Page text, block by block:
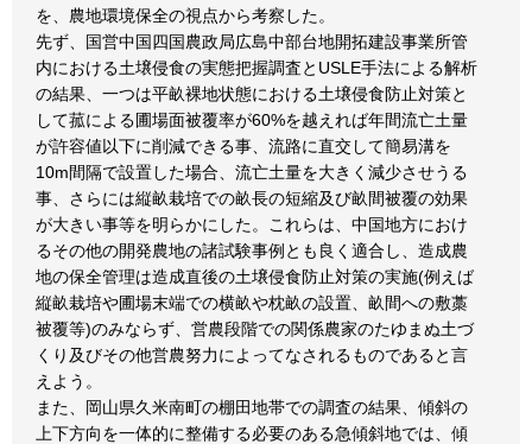
を、農地環境保全の視点から考察した。
先ず、国営中国四国農政局広島中部台地開拓建設事業所管
内における土壌侵食の実態把握調査とUSLE手法による解析
の結果、一つは平畝裸地状態における土壌侵食防止対策と
して菰による圃場面被覆率が60%を越えれば年間流亡土量
が許容値以下に削減できる事、流路に直交して簡易溝を
10m間隔で設置した場合、流亡土量を大きく減少させうる
事、さらには縦畝栽培での畝長の短縮及び畝間被覆の効果
が大きい事等を明らかにした。これらは、中国地方におけ
るその他の開発農地の諸試験事例とも良く適合し、造成農
地の保全管理は造成直後の土壌侵食防止対策の実施(例えば
縦畝栽培や圃場末端での横畝や枕畝の設置、畝間への敷藁
被覆等)のみならず、営農段階での関係農家のたゆまぬ土づ
くり及びその他営農努力によってなされるものであると言
えよう。
また、岡山県久米南町の棚田地帯での調査の結果、傾斜の
上下方向を一体的に整備する必要のある急傾斜地では、傾